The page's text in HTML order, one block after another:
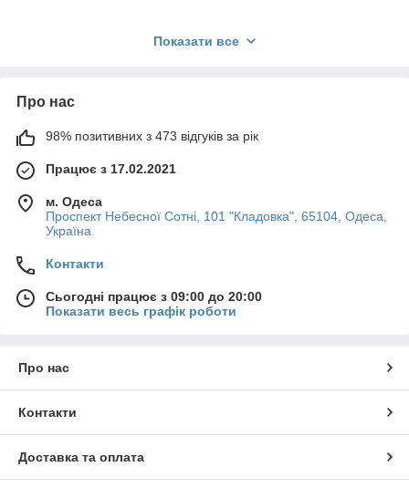
Швидка доставка
Товар добереться до Вас протягом 1-3 днів з моменту
При замовленні від 2500 гривень доставка
безкоштовна.
Показати все
Про нас
98% позитивних з 473 відгуків за рік
Працює з 17.02.2021
м. Одеса
Проспект Небесної Сотні, 101 "Кладовка", 65104, Одеса,
Україна
Контакти
Сьогодні працює з 09:00 до 20:00
Показати весь графік роботи
Про нас
Контакти
Доставка та оплата